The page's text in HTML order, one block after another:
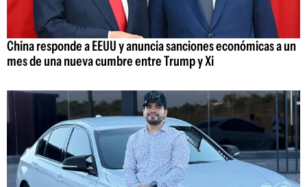
China responde a EEUU y anuncia sanciones económicas a un
mes de una nueva cumbre entre Trump y Xi